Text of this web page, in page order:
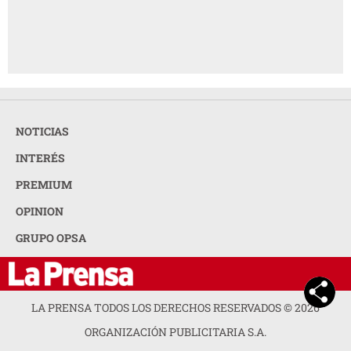
NOTICIAS
INTERÉS
PREMIUM
OPINION
GRUPO OPSA
LA PRENSA TODOS LOS DERECHOS RESERVADOS ©2026
ORGANIZACIÓN PUBLICITARIA S.A.